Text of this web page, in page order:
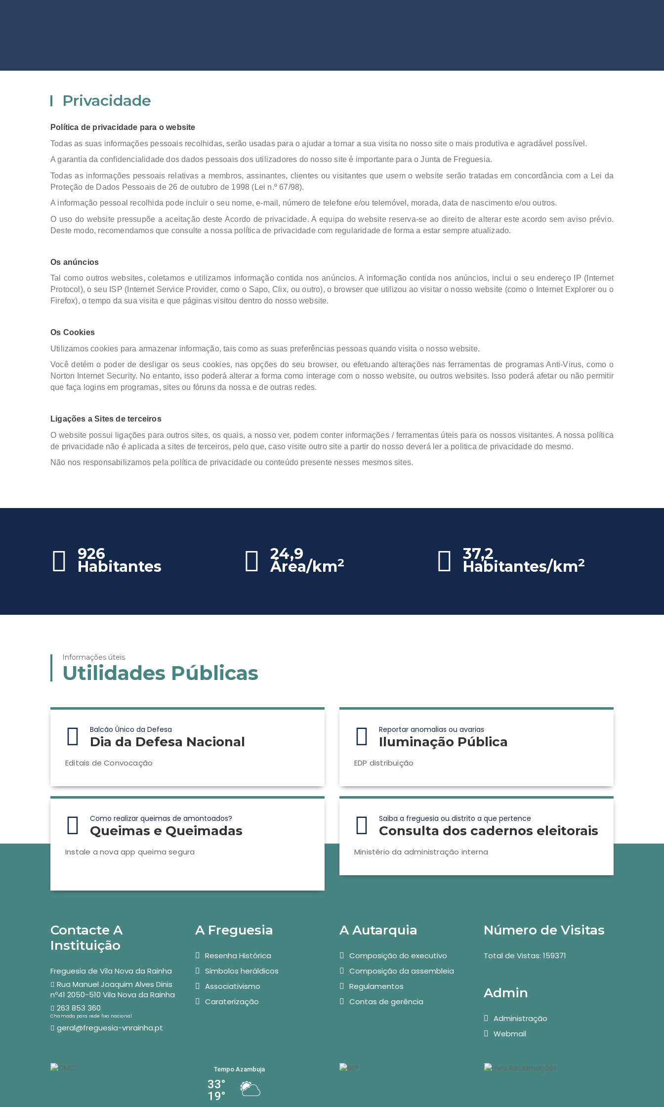
Privacidade
Política de privacidade para o website
Todas as suas informações pessoais recolhidas, serão usadas para o ajudar a tornar a sua visita no nosso site o mais produtiva e agradável possível.
A garantia da confidencialidade dos dados pessoais dos utilizadores do nosso site é importante para o Junta de Freguesia.
Todas as informações pessoais relativas a membros, assinantes, clientes ou visitantes que usem o website serão tratadas em concordância com a Lei da
Proteção de Dados Pessoais de 26 de outubro de 1998 (Lei n.º 67/98).
A informação pessoal recolhida pode incluir o seu nome, e-mail, número de telefone e/ou telemóvel, morada, data de nascimento e/ou outros.
O uso do website pressupõe a aceitação deste Acordo de privacidade. A equipa do website reserva-se ao direito de alterar este acordo sem aviso prévio.
Deste modo, recomendamos que consulte a nossa política de privacidade com regularidade de forma a estar sempre atualizado.
Os anúncios
Tal como outros websites, coletamos e utilizamos informação contida nos anúncios. A informação contida nos anúncios, inclui o seu endereço IP (Internet
Protocol), o seu ISP (Internet Service Provider, como o Sapo, Clix, ou outro), o browser que utilizou ao visitar o nosso website (como o Internet Explorer ou o
Firefox), o tempo da sua visita e que páginas visitou dentro do nosso website.
Os Cookies
Utilizamos cookies para armazenar informação, tais como as suas preferências pessoas quando visita o nosso website.
Você detém o poder de desligar os seus cookies, nas opções do seu browser, ou efetuando alterações nas ferramentas de programas Anti-Virus, como o
Norton Internet Security. No entanto, isso poderá alterar a forma como interage com o nosso website, ou outros websites. Isso poderá afetar ou não permitir
que faça logins em programas, sites ou fóruns da nossa e de outras redes.
Ligações a Sites de terceiros
O website possui ligações para outros sites, os quais, a nosso ver, podem conter informações / ferramentas úteis para os nossos visitantes. A nossa política
de privacidade não é aplicada a sites de terceiros, pelo que, caso visite outro site a partir do nosso deverá ler a politica de privacidade do mesmo.
Não nos responsabilizamos pela política de privacidade ou conteúdo presente nesses mesmos sites.
926
Habitantes
24,9
Área/km2 37,2
Habitantes/km2
Informações úteis
Utilidades Públicas
Balcão Único da Defesa
Dia da Defesa Nacional
Editais de Convocação
Reportar anomalias ou avarias
Iluminação Pública
EDP distribuição
Como realizar queimas de amontoados?
Queimas e Queimadas
Instale a nova app queima segura
Saiba a freguesia ou distrito a que pertence
Consulta dos cadernos eleitorais
Ministério da administração interna
Contacte A
Instituição
Freguesia de Vila Nova da Rainha
Rua Manuel Joaquim Alves Dinis
nº41 2050-510 Vila Nova da Rainha
263 853 360
Chamada para rede fixa nacional
geral@freguesia-vnrainha.pt
A Freguesia
Resenha Histórica
Simbolos heráldicos
Associativismo
Caraterização
A Autarquia
Composição do executivo
Composição da assembleia
Regulamentos
Contas de gerência
Número de Visitas
Total de Vistas: 159371
Admin
Administração
Webmail